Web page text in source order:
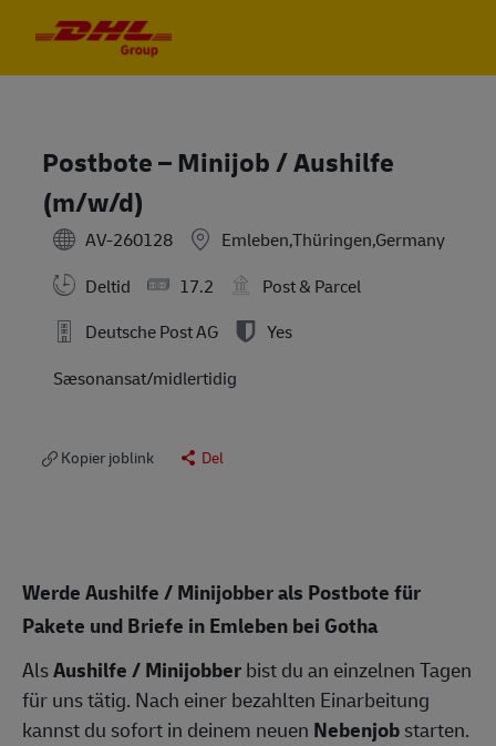
Postbote – Minijob / Aushilfe
(m/w/d)
AV-260128
Emleben,Thüringen,Germany
Deltid
17.2
Post & Parcel
Deutsche Post AG
Yes
Sæsonansat/midlertidig
Kopier joblink Del
Werde Aushilfe / Minijobber als Postbote für
Pakete und Briefe in Emleben bei Gotha
AlsAushilfe / Minijobberbist du an einzelnen Tagen
für uns tätig. Nach einer bezahlten Einarbeitung
kannst du sofort in deinem neuen Nebenjobstarten.